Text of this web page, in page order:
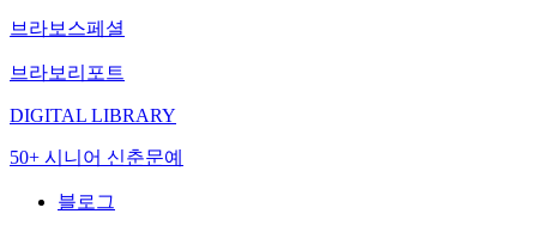
브라보스페셜
브라보리포트
DIGITAL LIBRARY
50+ 시니어 신춘문예
블로그